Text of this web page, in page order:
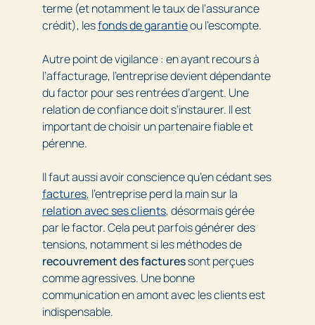
terme (et notamment le taux de l’assurance
crédit), lesfonds de garantieou l’escompte.
Autre point de vigilance : en ayant recours à
l’affacturage, l’entreprise devient dépendante
du factor pour ses rentrées d’argent. Une
relation de confiance doit s’instaurer. Il est
important de choisir un partenaire fiable et
pérenne.
Il faut aussi avoir conscience qu’en cédant ses
factures, l’entreprise perd la main sur la
relation avec ses clients, désormais gérée
par le factor. Cela peut parfois générer des
tensions, notamment si les méthodes de
recouvrement des facturessont perçues
comme agressives. Une bonne
communication en amont avec les clients est
indispensable.